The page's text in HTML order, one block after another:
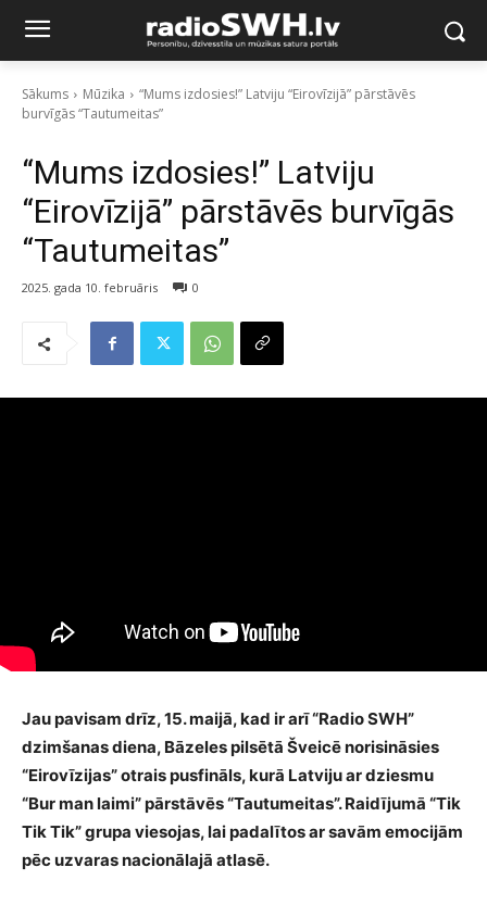
Sākums Mūzika
“Mums izdosies!” Latviju “Eirovīzijā” pārstāvēs
burvīgās “Tautumeitas”
“Mums izdosies!” Latviju
“Eirovīzijā” pārstāvēs burvīgās
“Tautumeitas”
2025. gada 10. februāris 0
Jau pavisam drīz, 15. maijā, kad ir arī “Radio SWH”
dzimšanas diena, Bāzeles pilsētā Šveicē norisināsies
“Eirovīzijas” otrais pusfināls, kurā Latviju ar dziesmu
“Bur man laimi” pārstāvēs “Tautumeitas”. Raidījumā “Tik
Tik Tik” grupa viesojas, lai padalītos ar savām emocijām
pēc uzvaras nacionālajā atlasē.